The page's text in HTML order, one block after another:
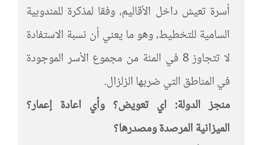
أسرة تعيش داخل الأقاليم، وفقا لمذكرة للمندوبية
السامية للتخطيط، وهو ما يعني أن نسبة الاستفادة
لا تتجاوز 8 في المئة من مجموع الأسر الموجودة
في المناطق التي ضربها الزلزال.
منجز الدولة: اي تعويض؟ وأي اعادة إعمار؟
الميزانية المرصدة ومصدرها؟